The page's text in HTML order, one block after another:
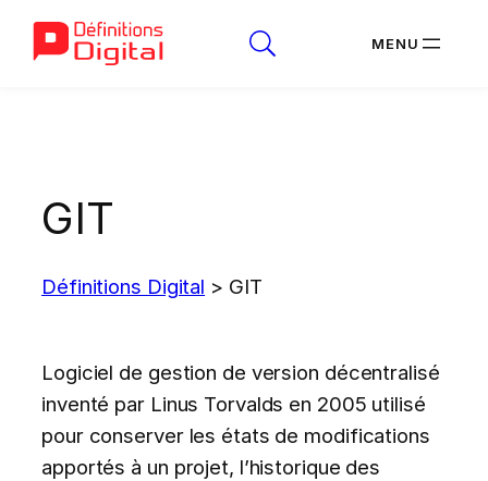
GIT
Définitions Digital > GIT
Logiciel de gestion de version décentralisé
inventé par Linus Torvalds en 2005 utilisé
pour conserver les états de modifications
apportés à un projet, l’historique des